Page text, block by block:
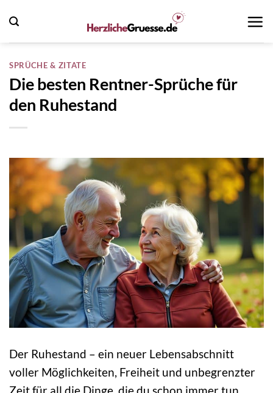
Inhalt
springen
SPRÜCHE & ZITATE
Die besten Rentner-Sprüche für
den Ruhestand
Der Ruhestand – ein neuer Lebensabschnitt
voller Möglichkeiten, Freiheit und unbegrenzter